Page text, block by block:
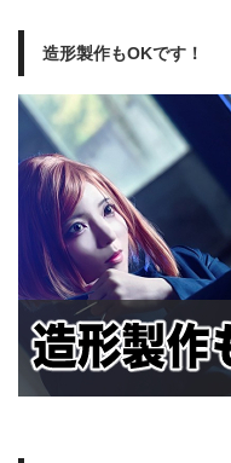
造形製作もOKです！